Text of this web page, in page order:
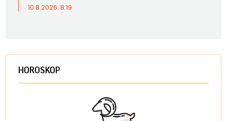
10.8.2026. 8:19
HOROSKOP